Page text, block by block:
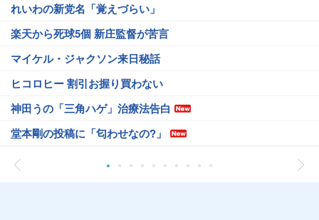
れいわの新党名「覚えづらい」
楽天から死球5個 新庄監督が苦言
マイケル・ジャクソン来日秘話
ヒコロヒー 割引お握り買わない
神田うの「三角ハゲ」治療法告白
堂本剛の投稿に「匂わせなの?」